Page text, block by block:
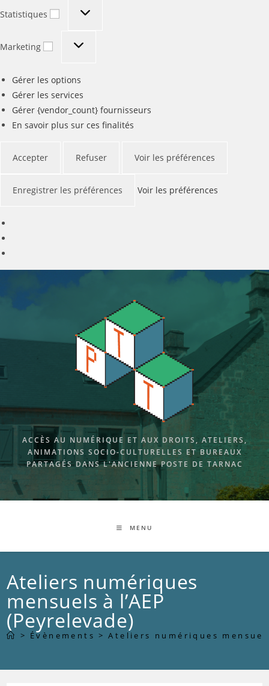
Statistiques
Marketing
Gérer les options
Gérer les services
Gérer {vendor_count} fournisseurs
En savoir plus sur ces finalités
Accepter Refuser Voir les préférences
Enregistrer les préférences Voir les préférences
ACCÈS AU NUMÉRIQUE ET AUX DROITS, ATELIERS,
ANIMATIONS SOCIO-CULTURELLES ET BUREAUX
PARTAGÉS DANS L'ANCIENNE POSTE DE TARNAC
MENU
Ateliers numériques
mensuels à l’AEP
(Peyrelevade)
> Évènements > Ateliers numériques